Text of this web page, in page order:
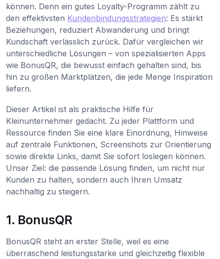
können. Denn ein gutes Loyalty-Programm zählt zu
den effektivsten Kundenbindungsstrategien: Es stärkt
Beziehungen, reduziert Abwanderung und bringt
Kundschaft verlässlich zurück. Dafür vergleichen wir
unterschiedliche Lösungen – von spezialisierten Apps
wie BonusQR, die bewusst einfach gehalten sind, bis
hin zu großen Marktplätzen, die jede Menge Inspiration
liefern.
Dieser Artikel ist als praktische Hilfe für
Kleinunternehmer gedacht. Zu jeder Plattform und
Ressource finden Sie eine klare Einordnung, Hinweise
auf zentrale Funktionen, Screenshots zur Orientierung
sowie direkte Links, damit Sie sofort loslegen können.
Unser Ziel: die passende Lösung finden, um nicht nur
Kunden zu halten, sondern auch Ihren Umsatz
nachhaltig zu steigern.
1. BonusQR
BonusQR steht an erster Stelle, weil es eine
überraschend leistungsstarke und gleichzeitig flexible